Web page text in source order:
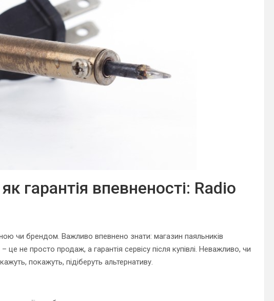
гарантія впевненості: Radio
чи брендом. Важливо впевнено знати: магазин паяльників
не просто продаж, а гарантія сервісу після купівлі. Неважливо, чи
покажуть, підіберуть альтернативу.